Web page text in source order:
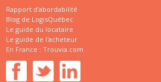
Rapport d'abordabilité
Blog de LogisQuébec
Le guide du locataire
Le guide de l'acheteur
En France : Trouvia.com